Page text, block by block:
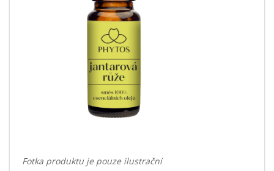
Fotka produktu je pouze ilustrační